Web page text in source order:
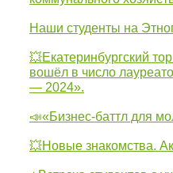
Наши студенты на
💥Екатеринбургский
вошёл в число
— 2024».
📣«Бизнес-баттл для
💥Новые знакомства.